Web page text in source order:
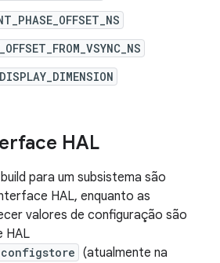
HAL
para um subsistema são
HAL, enquanto as
valores de configuração são
HAL
(atualmente na